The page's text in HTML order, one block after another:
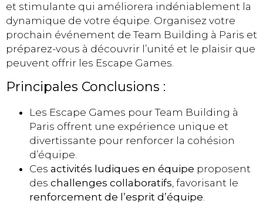
et stimulante qui améliorera indéniablement la
dynamique de votre équipe. Organisez votre
prochain événement de Team Building à Paris et
préparez-vous à découvrir l’unité et le plaisir que
peuvent offrir les Escape Games.
Principales Conclusions :
Les Escape Games pour Team Building à
Paris offrent une expérience unique et
divertissante pour renforcer la cohésion
d’équipe.
Ces activités ludiques en équipe proposent
des challenges collaboratifs, favorisant le
renforcement de l’esprit d’équipe.